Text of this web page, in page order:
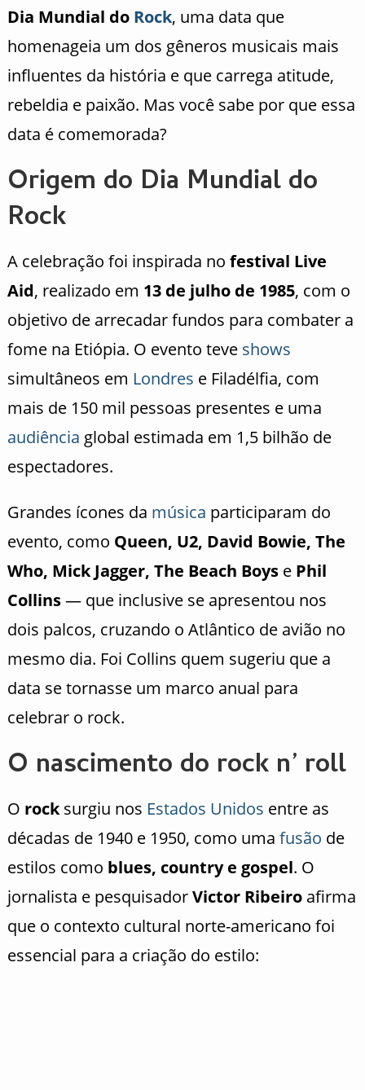
Dia Mundial do Rock, uma data que
homenageia um dos gêneros musicais mais
influentes da história e que carrega atitude,
rebeldia e paixão. Mas você sabe por que essa
data é comemorada?
Origem do Dia Mundial do
Rock
A celebração foi inspirada no festival Live
Aid, realizado em 13 de julho de 1985, com o
objetivo de arrecadar fundos para combater a
fome na Etiópia. O evento teve shows
simultâneos em Londres e Filadélfia, com
mais de 150 mil pessoas presentes e uma
audiência global estimada em 1,5 bilhão de
espectadores.
Grandes ícones da música participaram do
evento, como Queen, U2, David Bowie, The
Who, Mick Jagger, The Beach Boyse Phil
Collins— que inclusive se apresentou nos
dois palcos, cruzando o Atlântico de avião no
mesmo dia. Foi Collins quem sugeriu que a
data se tornasse um marco anual para
celebrar o rock.
O nascimento do rock n’ roll
O rocksurgiu nos Estados Unidos entre as
décadas de 1940 e 1950, como uma fusão de
estilos como blues, country e gospel. O
jornalista e pesquisadorVictor Ribeiroafirma
que o contexto cultural norte-americano foi
essencial para a criação do estilo: